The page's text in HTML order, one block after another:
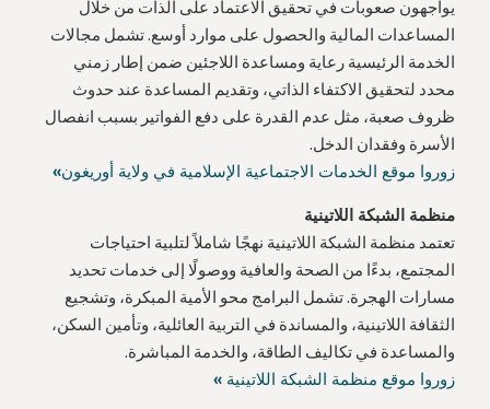
يواجهون صعوبات في تحقيق الاعتماد على الذات من خلال
المساعدات المالية والحصول على موارد أوسع. تشمل مجالات
الخدمة الرئيسية رعاية ومساعدة اللاجئين ضمن إطار زمني
محدد لتحقيق الاكتفاء الذاتي، وتقديم المساعدة عند حدوث
ظروف صعبة، مثل عدم القدرة على دفع الفواتير بسبب انفصال
الأسرة وفقدان الدخل.
زوروا موقع الخدمات الاجتماعية الإسلامية في ولاية أوريغون»
منظمة الشبكة اللاتينية
تعتمد منظمة الشبكة اللاتينية نهجًا شاملاً لتلبية احتياجات
المجتمع، بدءًا من الصحة والعافية ووصولًا إلى خدمات تحديد
مسارات الهجرة. تشمل البرامج محو الأمية المبكرة، وتشجيع
الثقافة اللاتينية، والمساندة في التربية العائلية، وتأمين السكن،
والمساعدة في تكاليف الطاقة، والخدمة المباشرة.
زوروا موقع منظمة الشبكة اللاتينية »